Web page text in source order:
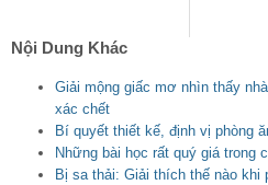
Nội Dung Khác
Giải mộng giấc mơ nhìn thấy
xác chết
Bí quyết thiết kế, định vị phòng
Những bài học rất quý giá trong
Bị sa thải: Giải thích thế nào khi